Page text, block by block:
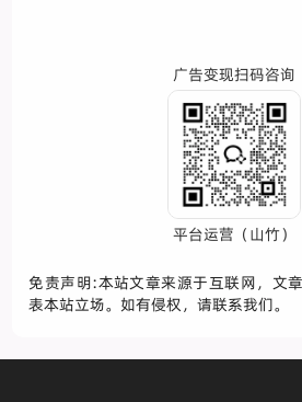
广告变现扫码咨询
平台运营（山竹）
免责声明:本站文章来源于互联网，文
表本站立场。如有侵权，请联系我们。